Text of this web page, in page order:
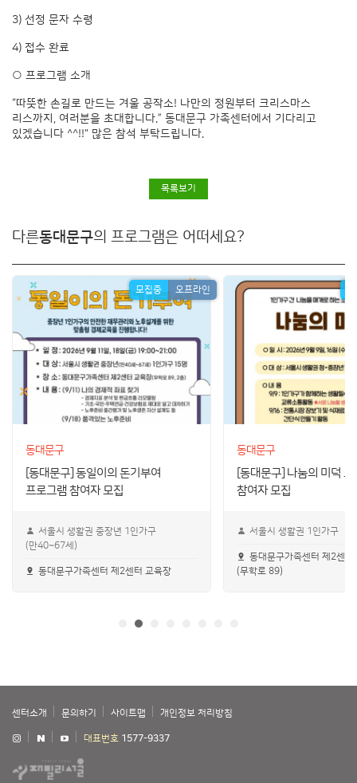
3) 선정 문자 수령
4) 접수 완료
○ 프로그램 소개
“따뜻한 손길로 만드는 겨울 공작소! 나만의 정원부터 크리스마스
리스까지, 여러분을 초대합니다.” 동대문구 가족센터에서 기다리고
있겠습니다 ^^!!" 많은 참석 부탁드립니다.
목록보기
다른동대문구의 프로그램은 어떠세요?
모집중 오프라인
동대문구
[동대문구] 동일이의 돈기부여
프로그램 참여자 모집
서울시 생활권 중장년 1인가구
(만40~67세)
동대문구가족센터 제2센터 교육장
동대문구
[동대문구] 나눔의 미덕
참여자 모집
서울시 생활권 1인가구
동대문구가족센터 제2센터
(무학로 89)
센터소개 문의하기 사이트맵 개인정보 처리방침
대표번호 1577-9337